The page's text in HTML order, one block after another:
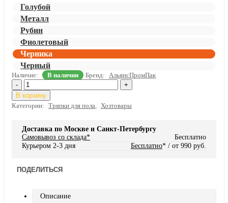
Голубой
Металл
Рубин
Фиолетовый
Черника
Черный
Наличие: В наличии Бренд:
АльянсПромПак
-
+
В корзину
Категории: Тряпки для пола Хозтовары
Доставка по Москве и Санкт-Петербургу
Самовывоз со склада*
Бесплатно
Курьером 2-3 дня
Бесплатно* / от 990 руб.
ПОДЕЛИТЬСЯ
Описание